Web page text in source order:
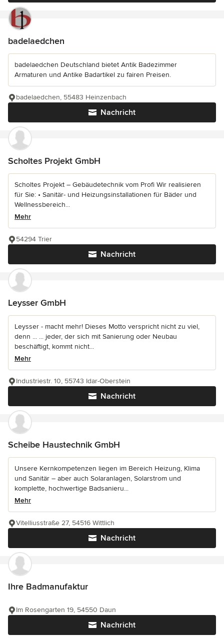
badelaedchen
badelaedchen Deutschland bietet Antik Badezimmer
Armaturen und Antike Badartikel zu fairen Preisen.
Nachricht
badelaedchen, 55483 Heinzenbach
Scholtes Projekt GmbH
Scholtes Projekt – Gebäudetechnik vom Profi Wir realisieren
für Sie: • Sanitär- und Heizungsinstallationen für Bäder und
Wellnessbereich...
Mehr
Nachricht
54294 Trier
Leysser GmbH
Leysser - macht mehr! Dieses Motto verspricht nicht zu viel,
denn ... ... jeder, der sich mit Sanierung oder Neubau
beschäftigt, kommt nicht...
Mehr
Nachricht
Industriestr. 10, 55743 Idar-Oberstein
Scheibe Haustechnik GmbH
Unsere Kernkompetenzen liegen im Bereich Heizung, Klima
und Sanitär – aber auch Solaranlagen, Solarstrom und
komplette, hochwertige Badsanieru...
Mehr
Nachricht
Vitelliusstraße 27, 54516 Wittlich
Ihre Badmanufaktur
Nachricht
Im Rosengarten 19, 54550 Daun